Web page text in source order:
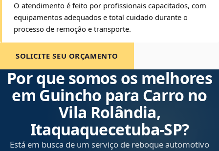
O atendimento é feito por profissionais capacitados, com
equipamentos adequados e total cuidado durante o
processo de remoção e transporte.
SOLICITE SEU ORÇAMENTO
Por que somos os melhores
em Guincho para Carro no
Vila Rolândia,
Itaquaquecetuba‑SP?
Está em busca de um serviço de reboque automotivo